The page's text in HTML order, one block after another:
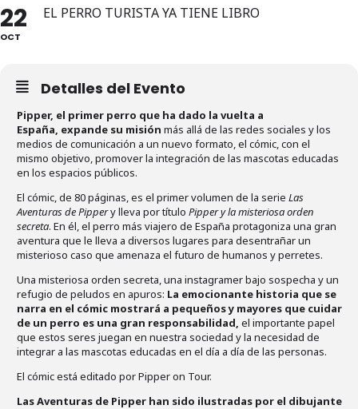
22
OCT
EL PERRO TURISTA YA TIENE LIBRO
Detalles del Evento
Pipper, el primer perro que ha dado la vuelta a
España, expande su misión más allá de las redes sociales y los
medios de comunicación a un nuevo formato, el cómic, con el
mismo objetivo, promover la integración de las mascotas educadas
en los espacios públicos.
El cómic, de 80 páginas, es el primer volumen de la serie Las
Aventuras de Pippery lleva por título Pipper y la misteriosa orden
secreta. En él, el perro más viajero de España protagoniza una gran
aventura que le lleva a diversos lugares para desentrañar un
misterioso caso que amenaza el futuro de humanos y perretes.
Una misteriosa orden secreta, una instagramer bajo sospecha y un
refugio de peludos en apuros: La emocionante historia que se
narra en el cómic mostrará a pequeños y mayores que cuidar
de un perro es una gran responsabilidad, el importante papel
que estos seres juegan en nuestra sociedad y la necesidad de
integrar a las mascotas educadas en el día a día de las personas.
El cómic está editado por Pipper on Tour.
Las Aventuras de Pipper han sido ilustradas por el dibujante